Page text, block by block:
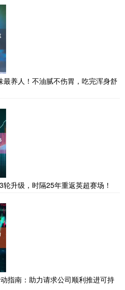
养人！不油腻不伤胃，吃完浑身舒
升级，时隔25年重返英超赛场！
指南：助力请求公司顺利推进可持